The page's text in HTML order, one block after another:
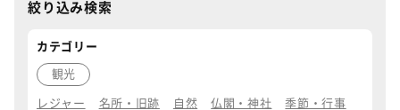
絞り込み検索
カテゴリー
観光
レジャー 名所・旧跡 自然 仏閣・神社 季節・行事